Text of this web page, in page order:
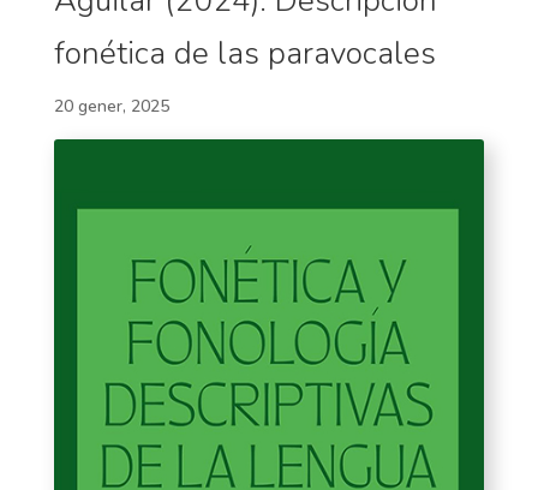
fonética de las paravocales
20 gener, 2025